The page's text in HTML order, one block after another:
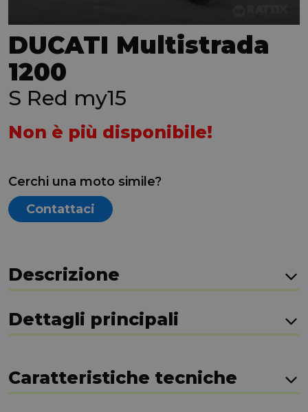
DUCATI Multistrada
1200
S Red my15
Non è più disponibile!
Cerchi una moto simile?
Contattaci
Descrizione
Dettagli principali
Caratteristiche tecniche